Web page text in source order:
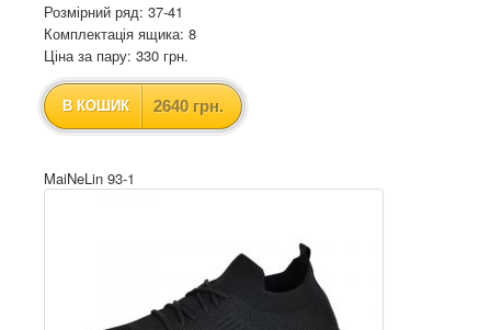
Розмірний ряд: 37-41
Комплектація ящика: 8
Ціна за пару: 330 грн.
В КОШИК 2640 грн.
MaiNeLin 93-1